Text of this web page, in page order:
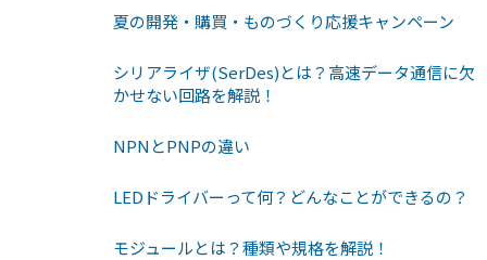
夏の開発・購買・ものづくり応援キャンペーン
シリアライザ(SerDes)とは？高速データ通信に欠
かせない回路を解説！
NPNとPNPの違い
LEDドライバーって何？どんなことができるの？
モジュールとは？種類や規格を解説！